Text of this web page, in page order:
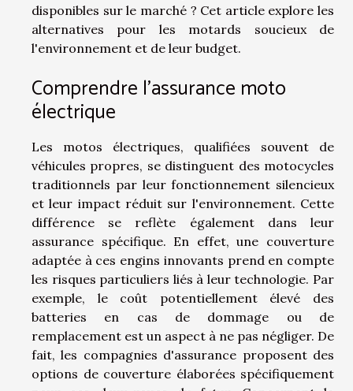
disponibles sur le marché ? Cet article explore les
alternatives pour les motards soucieux de
l'environnement et de leur budget.
Comprendre l'assurance moto
électrique
Les motos électriques, qualifiées souvent de
véhicules propres, se distinguent des motocycles
traditionnels par leur fonctionnement silencieux
et leur impact réduit sur l'environnement. Cette
différence se reflète également dans leur
assurance spécifique. En effet, une couverture
adaptée à ces engins innovants prend en compte
les risques particuliers liés à leur technologie. Par
exemple, le coût potentiellement élevé des
batteries en cas de dommage ou de
remplacement est un aspect à ne pas négliger. De
fait, les compagnies d'assurance proposent des
options de couverture élaborées spécifiquement